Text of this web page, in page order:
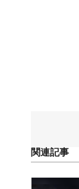
関連記事